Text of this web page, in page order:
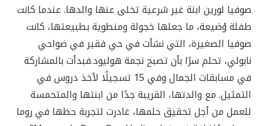
صوفيا لورين ابنة غير شرعية تخلى عنها والدها. عندما كانت
طفلة ؤضيعة، ما جعلها خجولة ومنطوية بطبيعتها، كانت
صوفيا الصغيرة، التي نشأت في حي فقير في ضواحي
نابولي، تحلم سرًا بأن تصبح نجمة هوليود.فبدأت بالمشاركة
في مسابقات الجمال وفي 15 تسجيلًا لأخذ دروس في
التمثيل. مع والدتها، القريبة جدًا من ابنتها والمتحمسة
للعمل من أجل تحقيق حلمها، غادرت لتجربة حظها في روما